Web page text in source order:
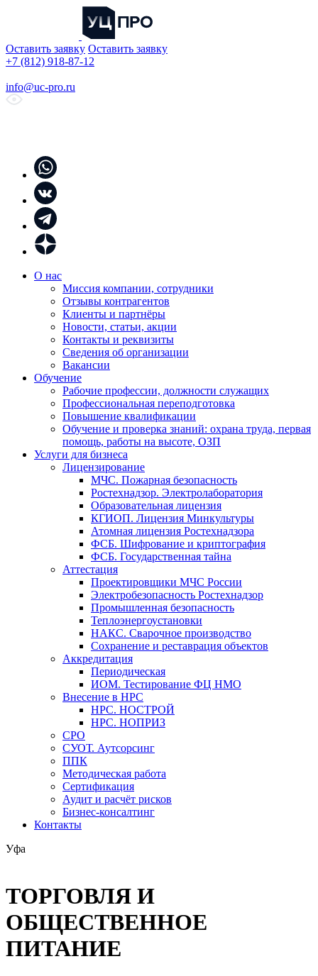
Оставить заявку Оставить заявку
+7 (812) 918-87-12
info@uc-pro.ru
О нас
Миссия компании, сотрудники
Отзывы контрагентов
Клиенты и партнёры
Новости, статьи, акции
Контакты и реквизиты
Сведения об организации
Вакансии
Обучение
Рабочие профессии, должности служащих
Профессиональная переподготовка
Повышение квалификации
Обучение и проверка знаний: охрана труда, первая
помощь, работы на высоте, ОЗП
Услуги для бизнеса
Лицензирование
МЧС. Пожарная безопасность
Ростехнадзор. Электролаборатория
Образовательная лицензия
КГИОП. Лицензия Минкультуры
Атомная лицензия Ростехнадзора
ФСБ. Шифрование и криптография
ФСБ. Государственная тайна
Аттестация
Проектировщики МЧС России
Электробезопасность Ростехнадзор
Промышленная безопасность
Теплоэнергоустановки
НАКС. Сварочное производство
Сохранение и реставрация объектов
Аккредитация
Периодическая
ИОМ. Тестирование ФЦ НМО
Внесение в НРС
НРС. НОСТРОЙ
НРС. НОПРИЗ
СРО
СУОТ. Аутсорсинг
ППК
Методическая работа
Сертификация
Аудит и расчёт рисков
Бизнес-консалтинг
Контакты
Уфа
ТОРГОВЛЯ И
ОБЩЕСТВЕННОЕ
ПИТАНИЕ